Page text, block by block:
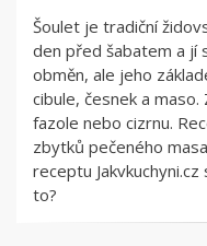
Šoulet je tradiční
den před šabatem a jí
obměn, ale jeho
cibule, česnek a
fazole nebo cizrnu.
zbytků pečeného
receptu
to?